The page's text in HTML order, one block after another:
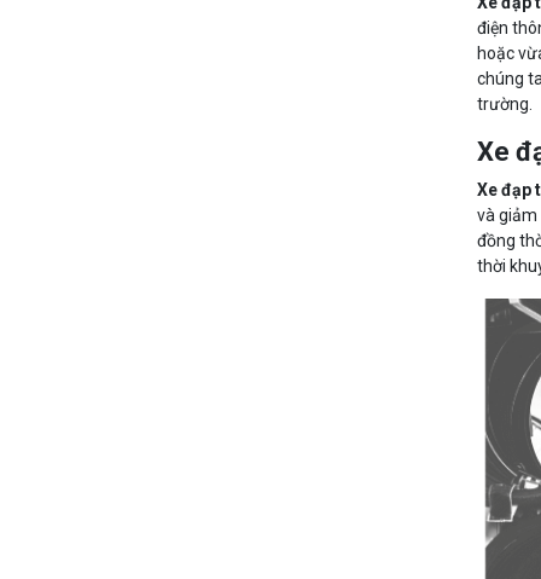
viết
điện
hoặc
chúng
trường.
Xe
Xe đạp
và giảm
đồng
thời